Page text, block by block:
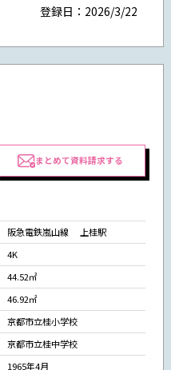
登録日：2026/3/22
まとめて資料請求する
阪急電鉄嵐山線
上桂駅
4K
44.52㎡
46.92㎡
京都市立桂小学校
京都市立桂中学校
1965年4月